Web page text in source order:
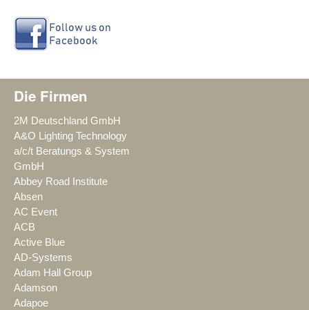
Die Firmen
2M Deutschland GmbH
A&O Lighting Technology
a/c/t Beratungs & System
GmbH
Abbey Road Institute
Absen
AC Event
ACB
Active Blue
AD-Systems
Adam Hall Group
Adamson
Adapoe